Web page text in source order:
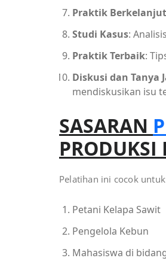
Praktik
Studi Kasus:
Praktik Terbaik:
Diskusi dan Tanya
mendiskusikan isu
SASARAN
PRODUKSI
Pelatihan ini cocok
Petani Kelapa Sawit
Pengelola Kebun
Mahasiswa di